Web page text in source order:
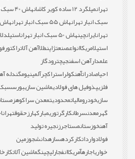
تهرانمیلگرد 12 ساده کویر کاشان هاش 40 سبک انبار تهران
سبک انبار تهرانهاش 55 سبک انبار تهران
تهرانایرانچینهاش 50 سبک انبار تهران استیل
استیلامریکاانواعصنعتژاپنطلاآهن آلاتراکتور
علمدارآهن اسفنجیچترودگاز
احیاصادراتآهنکولراستراکچرآلمینیومگندله
فلزیپذوفیل های فولادیماشین سازیبورس
سازیخودرومالیاتمحدودیتمعدن سراکوه
گهرمعدنسرطانکارگرتوریمبارکهارزحقوقتهران
آهنخوزستانمستاجرزنجیره تولید
فولادوارداتکارکردهسازهدانشجوزمین
خواریاجارهآمریکاانفجارلیچینگماشین آلات